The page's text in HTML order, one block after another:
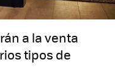
a la venta
tipos de